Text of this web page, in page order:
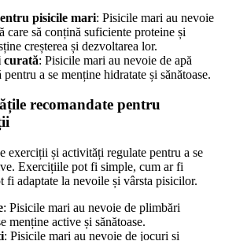
pisicile mari: Pisicile mari au nevoie
care să conțină suficiente proteine și
creșterea și dezvoltarea lor.
curată: Pisicile mari au nevoie de apă
pentru a se menține hidratate și sănătoase.
recomandate pentru
exerciții și activități regulate pentru a se
Exercițiile pot fi simple, cum ar fi
fi adaptate la nevoile și vârsta pisicilor.
: Pisicile mari au nevoie de plimbări
menține active și sănătoase.
: Pisicile mari au nevoie de jocuri și